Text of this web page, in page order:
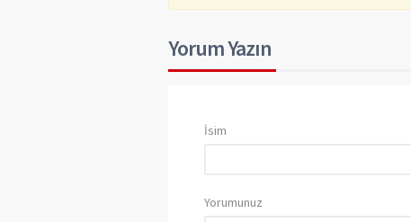
Yorum Yazın
İsim
Yorumunuz